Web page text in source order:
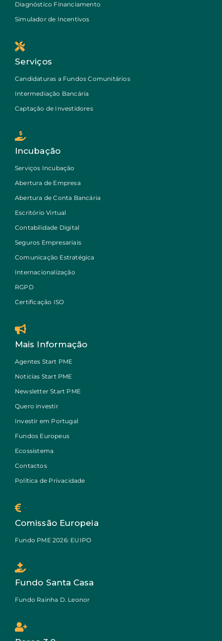
Diagnóstico Financiamento
Simulador de Incentivos
Serviços
Candidaturas a Fundos Comunitários
Intermediação Bancária
Captação de Investidores
Incubação
Serviços Incubação
Abertura de Empresa
Abertura de Conta Bancária
Escritório Virtual
Contabilidade Digital
Seguros Empresariais
Comunicação Estratégica
Internacionalização
RGPD
Certificação ISO
Mais Informação
Agentes Start PME
Notícias Start PME
Newsletter Start PME
Quero investir
Investir em Portugal
Fundos Europeus
Ecossistema
Contactos
Política de Privacidade
Comissão Europeia
Fundo PME 2026: EUIPO
Fundo Santa Casa
Fundo Rainha D. Leonor